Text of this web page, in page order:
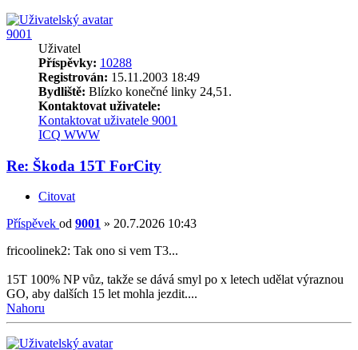
9001
Uživatel
Příspěvky: 10288
Registrován: 15.11.2003 18:49
Bydliště: Blízko konečné linky 24,51.
Kontaktovat uživatele:
Kontaktovat uživatele 9001
ICQ WWW
Re: Škoda 15T ForCity
Citovat
Příspěvek od 9001 » 20.7.2026 10:43
fricoolinek2: Tak ono si vem T3...
15T 100% NP vůz, takže se dává smyl po x letech udělat výraznou
GO, aby dalších 15 let mohla jezdit....
Nahoru